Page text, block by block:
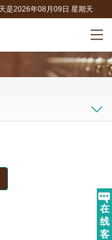
是2026年08月09日 星期天
联系电话：0429-8010595
在
线
客